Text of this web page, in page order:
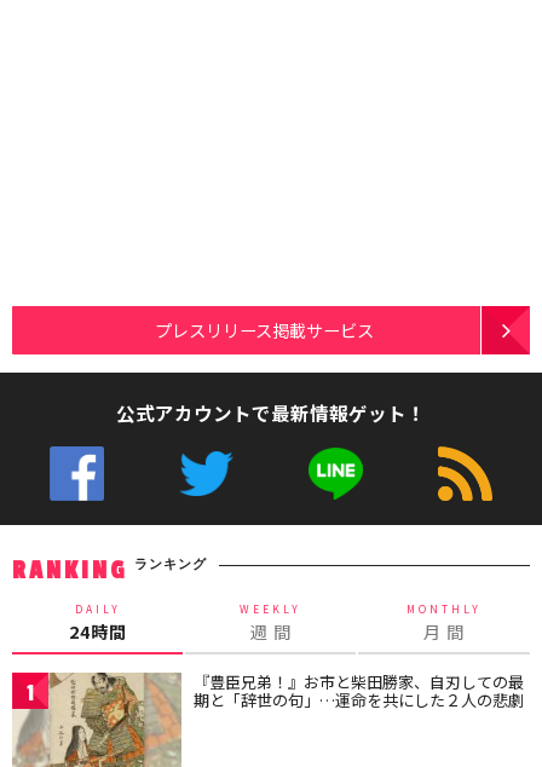
プレスリリース掲載サービス
公式アカウントで最新情報ゲット！
RANKING ランキング
DAILY
24時間
WEEKLY
週 間
MONTHLY
月 間
1 『豊臣兄弟！』お市と柴田勝家、自刃しての最
期と「辞世の句」…運命を共にした２人の悲劇